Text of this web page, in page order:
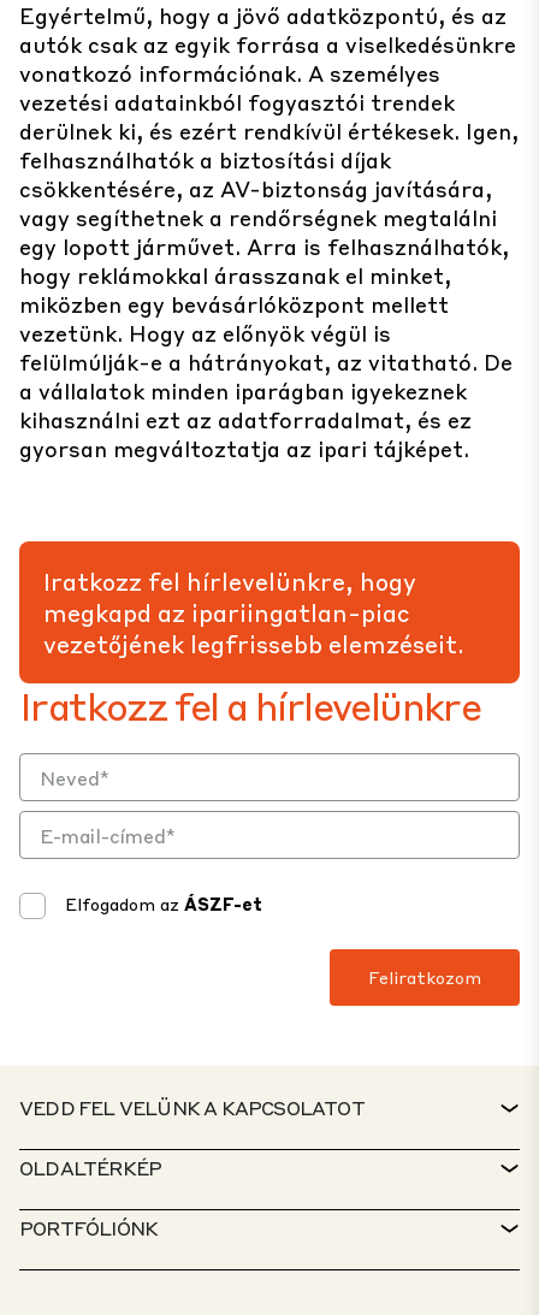
Egyértelmű, hogy a jövő adatközpontú, és az
autók csak az egyik forrása a viselkedésünkre
vonatkozó információnak. A személyes
vezetési adatainkból fogyasztói trendek
derülnek ki, és ezért rendkívül értékesek. Igen,
felhasználhatók a biztosítási díjak
csökkentésére, az AV-biztonság javítására,
vagy segíthetnek a rendőrségnek megtalálni
egy lopott járművet. Arra is felhasználhatók,
hogy reklámokkal árasszanak el minket,
miközben egy bevásárlóközpont mellett
vezetünk. Hogy az előnyök végül is
felülmúlják-e a hátrányokat, az vitatható. De
a vállalatok minden iparágban igyekeznek
kihasználni ezt az adatforradalmat, és ez
gyorsan megváltoztatja az ipari tájképet.
Iratkozz fel a hírlevelünkre
Elfogadom az ÁSZF-et
Iratkozz fel hírlevelünkre, hogy
megkapd az ipariingatlan-piac
vezetőjének legfrissebb elemzéseit.
VEDD FEL VELÜNK A KAPCSOLATOT
KAPCSOLAT
ÜGYFÉLSZOLGÁLAT
OLDALTÉRKÉP
INGATLANKERESŐ
FENNTARTHATÓSÁG
PORTFÓLIÓNK